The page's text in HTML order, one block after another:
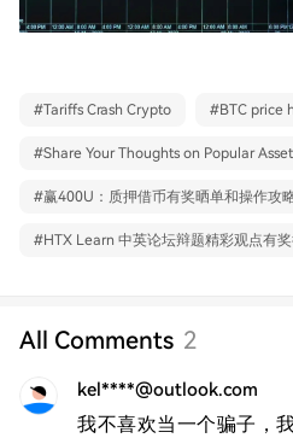
#Tariffs Crash Crypto #BTC price
#Share Your Thoughts on Popular
#赢400U：质押借币有奖晒单和操作攻
#HTX Learn 中英论坛辩题精彩观点有
All Comments 2
kel****@outlook.com
我不喜欢当一个骗子，